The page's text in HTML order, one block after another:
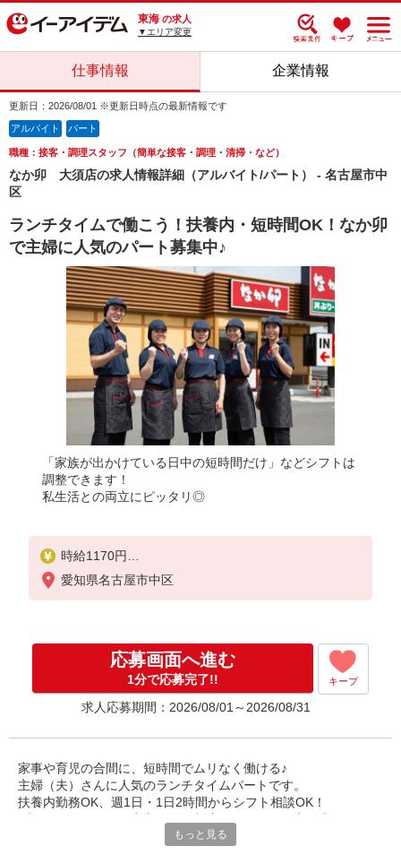
東海 の求人
▼エリア変更
仕事情報 企業情報
更新日：2026/08/01 ※更新日時点の最新情報です
アルバイト パート
職種：接客・調理スタッフ（簡単な接客・調理・清掃・など）
なか卯 大須店の求人情報詳細（アルバイト/パート） - 名古屋市中
区
ランチタイムで働こう！扶養内・短時間OK！なか卯
で主婦に人気のパート募集中♪
「家族が出かけている日中の短時間だけ」などシフトは
調整できます！
私生活との両立にピッタリ◎
時給1170円
22:00〜翌5:00：時給1463円
高校生：時給1140円
愛知県名古屋市中区
応募画面へ進む
1分で応募完了!! キープ
求人応募期間：2026/08/01～2026/08/31
家事や育児の合間に、短時間でムリなく働ける♪
主婦（夫）さんに人気のランチタイムパートです。
扶養内勤務OK、週1日・1日2時間からシフト相談OK！
セルフオーダー＆会計で接客もカンタンです。
もっと見る